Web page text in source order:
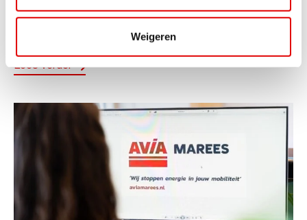
Weigeren
Toe aan een ontspannen nachtje...
Lees verder